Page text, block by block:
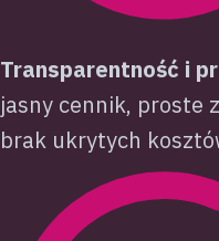
Transparentność i
jasny cennik, proste
brak ukrytych